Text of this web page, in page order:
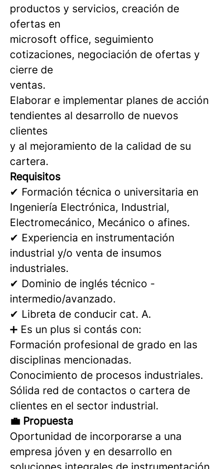
productos y servicios, creación de
ofertas en
microsoft office, seguimiento
cotizaciones, negociación de ofertas y
cierre de
ventas.
Elaborar e implementar planes de acción
tendientes al desarrollo de nuevos
clientes
y al mejoramiento de la calidad de su
cartera.
Requisitos
✔ Formación técnica o universitaria en
Ingeniería Electrónica, Industrial,
Electromecánico, Mecánico o afines.
✔ Experiencia en instrumentación
industrial y/o venta de insumos
industriales.
✔ Dominio de inglés técnico -
intermedio/avanzado.
✔ Libreta de conducir cat. A.
➕ Es un plus si contás con:
Formación profesional de grado en las
disciplinas mencionadas.
Conocimiento de procesos industriales.
Sólida red de contactos o cartera de
clientes en el sector industrial.
💼 Propuesta
Oportunidad de incorporarse a una
empresa jóven y en desarrollo en